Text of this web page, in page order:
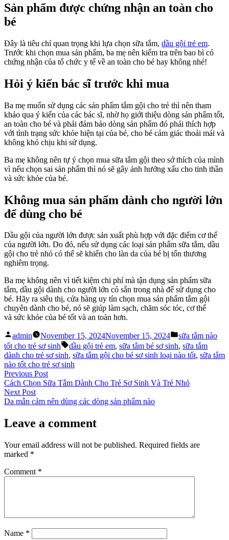
Sản phẩm được chứng nhận an toàn cho
bé
Đây là tiêu chí quan trọng khi lựa chọn sữa tắm, dầu gội trẻ em.
Trước khi chọn mua sản phẩm, ba mẹ nên kiểm tra trên bao bì có
chứng nhận của tổ chức y tế về an toàn cho bé hay không nhé!
Hỏi ý kiến bác sĩ trước khi mua
Ba mẹ muốn sử dụng các sản phẩm tắm gội cho trẻ thì nên tham
khảo qua ý kiến của các bác sĩ, nhờ họ giới thiệu dòng sản phẩm tốt,
an toàn cho bé và phải đảm bảo dòng sản phẩm đó phải thích hợp
với tình trạng sức khỏe hiện tại của bé, cho bé cảm giác thoải mái và
không khó chịu khi sử dụng.
Ba mẹ không nên tự ý chọn mua sữa tắm gội theo sở thích của mình
vì nếu chọn sai sản phẩm thì nó sẽ gây ảnh hưởng xấu cho tinh thần
và sức khỏe của bé.
Không mua sản phẩm dành cho người lớn
để dùng cho bé
Dầu gội của người lớn được sản xuất phù hợp với đặc điểm cơ thể
của người lớn. Do đó, nếu sử dụng các loại sản phẩm sữa tắm, dầu
gội cho trẻ nhỏ có thể sẽ khiến cho làn da của bé bị tổn thương
nghiêm trọng.
Ba mẹ không nên vì tiết kiệm chi phí mà tận dụng sản phẩm sữa
tắm, dầu gội dành cho người lớn có sẵn trong nhà để sử dụng cho
bé. Hãy ra siêu thị, cửa hàng uy tín chọn mua sản phẩm tắm gội
chuyên dành cho bé, nó sẽ giúp làm sạch, chăm sóc tóc, cơ thể
và sức khỏe của bé tốt và an toàn hơn.
Posted
by
admin November 15, 2024November 15, 2024
Posted
in
sữa tắm nào
tốt cho trẻ sơ sinh
Tags:
dầu gội trẻ em, sữa tắm bé sơ sinh, sữa tắm
dành cho trẻ sơ sinh, sữa tắm gội cho bé sơ sinh loại nào tốt, sữa tắm
nào tốt cho trẻ sơ sinh
Post
navigation
Previous PostPrevious
post:
Cách Chọn Sữa Tắm Dành Cho Trẻ Sơ Sinh Và Trẻ Nhỏ
Next PostNext
post:
Da mẫn cảm nên dùng các dòng sản phẩm nào
Leave a comment
Your email address will not be published. Required fields are
marked *
Comment *
Name *